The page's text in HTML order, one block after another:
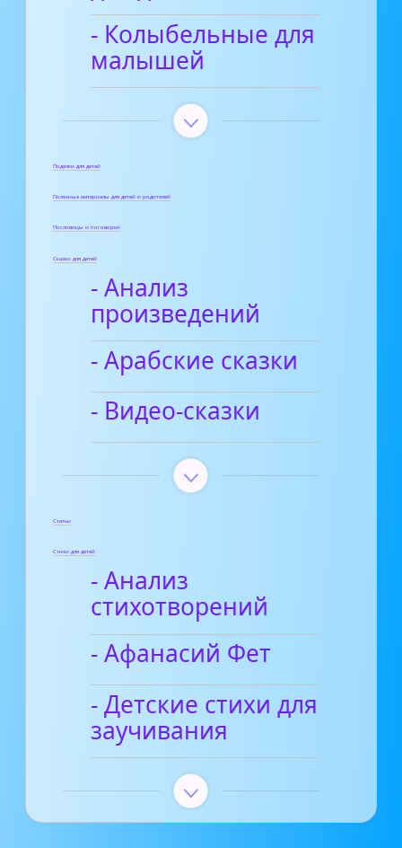
- Колыбельные для
малышей
Поделки для детей
Полезные материалы для детей и родителей
Пословицы и поговорки
Сказки для детей
- Анализ
произведений
- Арабские сказки
- Видео-сказки
Статьи
Стихи для детей
- Анализ
стихотворений
- Афанасий Фет
- Детские стихи для
заучивания